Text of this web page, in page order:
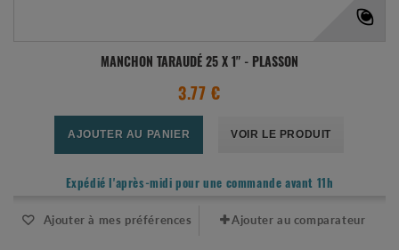
MANCHON TARAUDÉ 25 X 1" - PLASSON
3.77 €
AJOUTER AU PANIER VOIR LE PRODUIT
Expédié l'après-midi pour une commande avant 11h
Ajouter à mes préférences Ajouter au comparateur